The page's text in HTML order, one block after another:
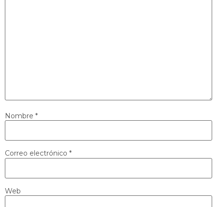
Nombre *
Correo electrónico *
Web